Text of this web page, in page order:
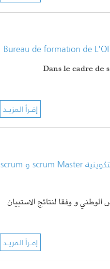
Bureau de formation de
Dans le cadre de
مكتب التكوين الهندسي: إنطلاق سلسلة الدورات التكوينية scrum Master و scrum
و وفقا لنتائج الاستبيان